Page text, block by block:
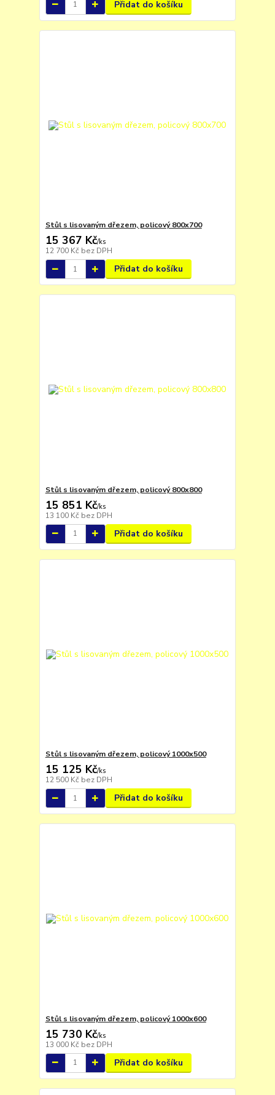
Přidat do košíku
Stůl s lisovaným dřezem, policový 800x700
15 367 Kč/ks
12 700 Kč bez DPH
Přidat do košíku
Stůl s lisovaným dřezem, policový 800x800
15 851 Kč/ks
13 100 Kč bez DPH
Přidat do košíku
Stůl s lisovaným dřezem, policový 1000x500
15 125 Kč/ks
12 500 Kč bez DPH
Přidat do košíku
Stůl s lisovaným dřezem, policový 1000x600
15 730 Kč/ks
13 000 Kč bez DPH
Přidat do košíku